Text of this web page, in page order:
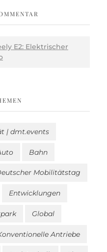
E2: Elektrischer
| dmt.events
Bahn
Mobilitätstag
Entwicklungen
Global
Antriebe